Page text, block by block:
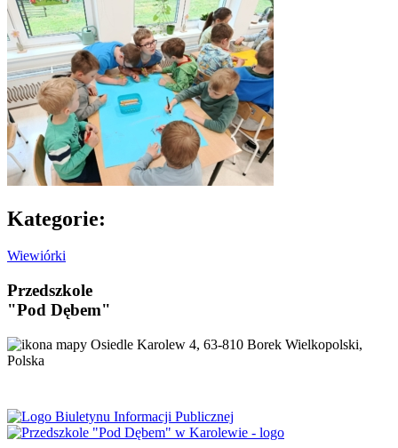
Kategorie:
Wiewiórki
Przedszkole
"Pod Dębem"
Osiedle Karolew 4, 63-810 Borek Wielkopolski,
Polska